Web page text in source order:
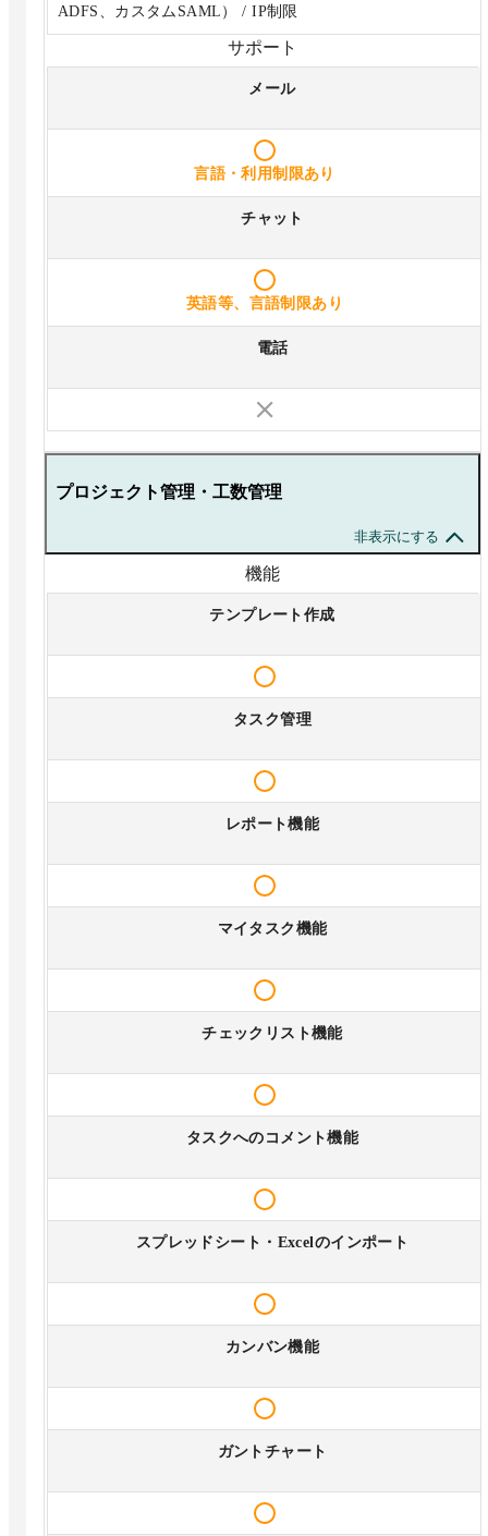
ADFS、カスタムSAML） / IP制限
サポート
メール
言語・利用制限あり
チャット
英語等、言語制限あり
電話
プロジェクト管理・工数管理
非表示にする
機能
テンプレート作成
タスク管理
レポート機能
マイタスク機能
チェックリスト機能
タスクへのコメント機能
スプレッドシート・Excelのインポート
カンバン機能
ガントチャート